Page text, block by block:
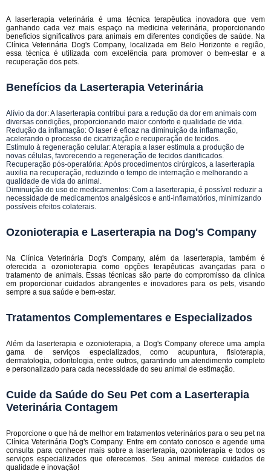
A laserterapia veterinária é uma técnica terapêutica inovadora que vem
ganhando cada vez mais espaço na medicina veterinária, proporcionando
benefícios significativos para animais em diferentes condições de saúde. Na
Clínica Veterinária Dog's Company, localizada em Belo Horizonte e região,
essa técnica é utilizada com excelência para promover o bem-estar e a
recuperação dos pets.
Benefícios da Laserterapia Veterinária
Alívio da dor: A laserterapia contribui para a redução da dor em animais com
diversas condições, proporcionando maior conforto e qualidade de vida.
Redução da inflamação: O laser é eficaz na diminuição da inflamação,
acelerando o processo de cicatrização e recuperação de tecidos.
Estímulo à regeneração celular: A terapia a laser estimula a produção de
novas células, favorecendo a regeneração de tecidos danificados.
Recuperação pós-operatória: Após procedimentos cirúrgicos, a laserterapia
auxilia na recuperação, reduzindo o tempo de internação e melhorando a
qualidade de vida do animal.
Diminuição do uso de medicamentos: Com a laserterapia, é possível reduzir a
necessidade de medicamentos analgésicos e anti-inflamatórios, minimizando
possíveis efeitos colaterais.
Ozonioterapia e Laserterapia na Dog's Company
Na Clínica Veterinária Dog's Company, além da laserterapia, também é
oferecida a ozonioterapia como opções terapêuticas avançadas para o
tratamento de animais. Essas técnicas são parte do compromisso da clínica
em proporcionar cuidados abrangentes e inovadores para os pets, visando
sempre a sua saúde e bem-estar.
Tratamentos Complementares e Especializados
Além da laserterapia e ozonioterapia, a Dog's Company oferece uma ampla
gama de serviços especializados, como acupuntura, fisioterapia,
dermatologia, odontologia, entre outros, garantindo um atendimento completo
e personalizado para cada necessidade do seu animal de estimação.
Cuide da Saúde do Seu Pet com a Laserterapia
Veterinária Contagem
Proporcione o que há de melhor em tratamentos veterinários para o seu pet na
Clínica Veterinária Dog's Company. Entre em contato conosco e agende uma
consulta para conhecer mais sobre a laserterapia, ozonioterapia e todos os
serviços especializados que oferecemos. Seu animal merece cuidados de
qualidade e inovação!